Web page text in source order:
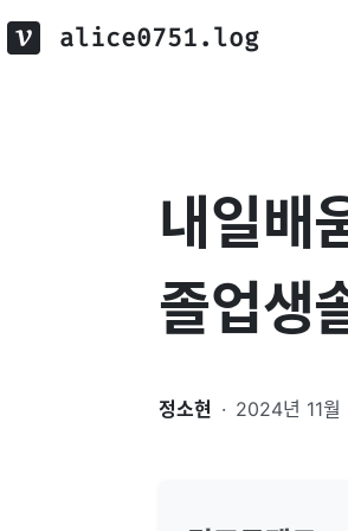
alice0751.log
내일배
졸업생
정소현 · 2024년 11월